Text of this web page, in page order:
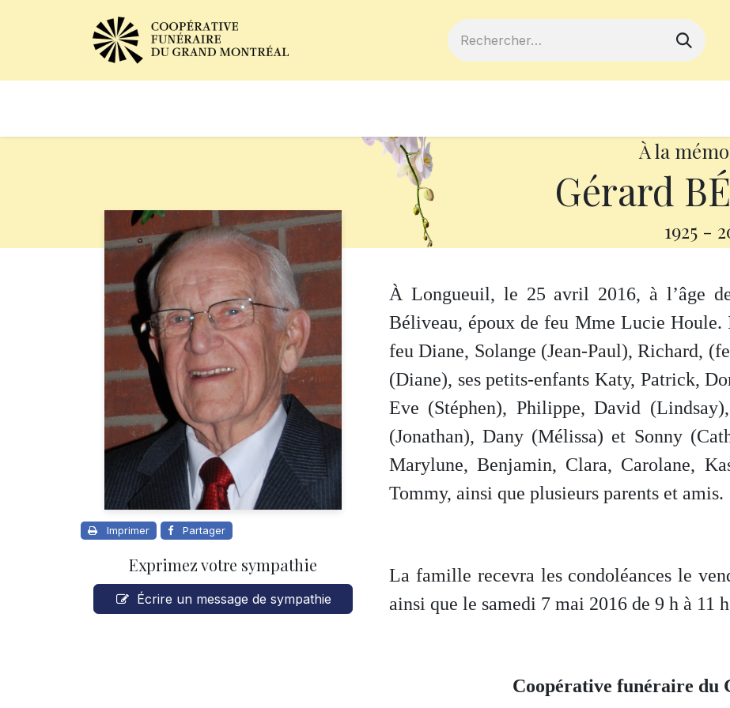
À la
Gérard
1925 -
Imprimer Partager
Exprimez votre sympathie
Écrire un message de sympathie
À Longueuil, le 25 avril 2016, à l’âge
Béliveau, époux de feu Mme Lucie Houle.
feu Diane, Solange (Jean-Paul), Richard,
(Diane), ses petits-enfants Katy, Patrick,
Eve (Stéphen), Philippe, David
(Jonathan), Dany (Mélissa) et Sonny
Marylune, Benjamin, Clara, Carolane,
Tommy, ainsi que plusieurs parents et amis.
La famille recevra les condoléances le
ainsi que le samedi 7 mai 2016 de 9 h à 11
Coopérative funéraire du